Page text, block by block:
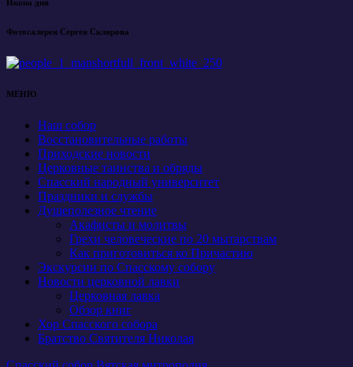
Икона дня
Фотогалерея Сергея Склярова
МЕНЮ
Наш собор
Восстановительные работы
Приходские новости
Церковные таинства и обряды
Спасский народный университет
Праздники и службы
Душеполезное чтение
Акафисты и молитвы
Грехи человеческие по 20 мытарствам
Как приготовиться ко Причастию
Экскурсии по Спасскому собору
Новости церковной лавки
Церковная лавка
Обзор книг
Хор Спасского собора
Братство Святителя Николая